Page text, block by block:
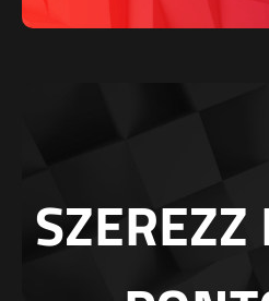
SZEREZZ